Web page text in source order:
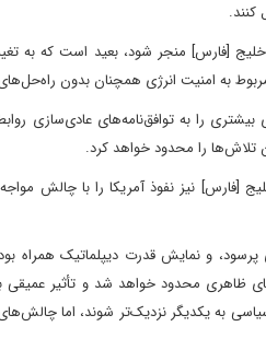
کنند.
[فارس] منجر شود، بعید است که به
به امنیت انرژی همچنان بدون
را به توافق‌نامه‌های عادی‌سازی
را محدود خواهد کرد.
[فارس] نیز نفوذ آمریکا را با چالش
و نمایش قدرت دیپلماتیک همراه
ظاهری محدود خواهد شد و تأثیر
به یکدیگر نزدیک‌تر شوند، اما